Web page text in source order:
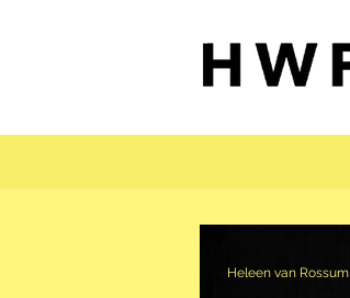
Heleen van Rossum